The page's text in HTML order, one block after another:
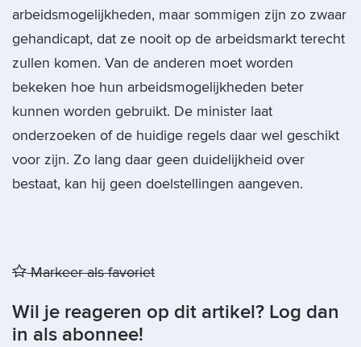
arbeidsmogelijkheden, maar sommigen zijn zo zwaar
gehandicapt, dat ze nooit op de arbeidsmarkt terecht
zullen komen. Van de anderen moet worden
bekeken hoe hun arbeidsmogelijkheden beter
kunnen worden gebruikt. De minister laat
onderzoeken of de huidige regels daar wel geschikt
voor zijn. Zo lang daar geen duidelijkheid over
bestaat, kan hij geen doelstellingen aangeven.
Markeer als favoriet
Wil je reageren op dit artikel? Log dan
in als abonnee!